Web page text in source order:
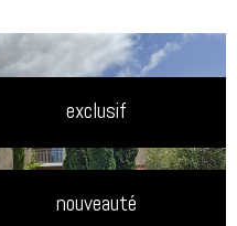
exclusif
nouveauté